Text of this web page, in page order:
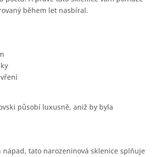
během let nasbíral.
působí luxusně, aniž by byla
tato narozeninová sklenice splňuje